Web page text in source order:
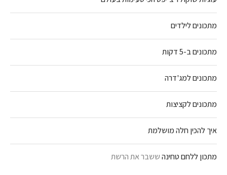
מתכונים לילדים
מתכונים ב-5 דקות
מתכונים למג'דרה
מתכונים לקציצות
איך להכין חלה מושלמת
מתכון ללחם טחינהששבר את הרשת